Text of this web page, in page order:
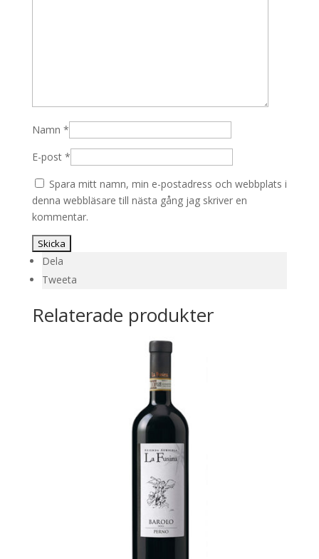
Namn *
E-post *
Spara mitt namn, min e-postadress och webbplats i
denna webbläsare till nästa gång jag skriver en
kommentar.
Dela
Tweeta
Relaterade produkter